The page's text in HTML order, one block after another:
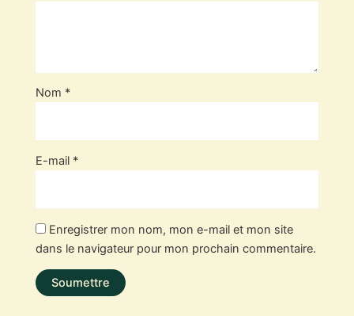
Nom *
E-mail *
Enregistrer mon nom, mon e-mail et mon site
dans le navigateur pour mon prochain commentaire.